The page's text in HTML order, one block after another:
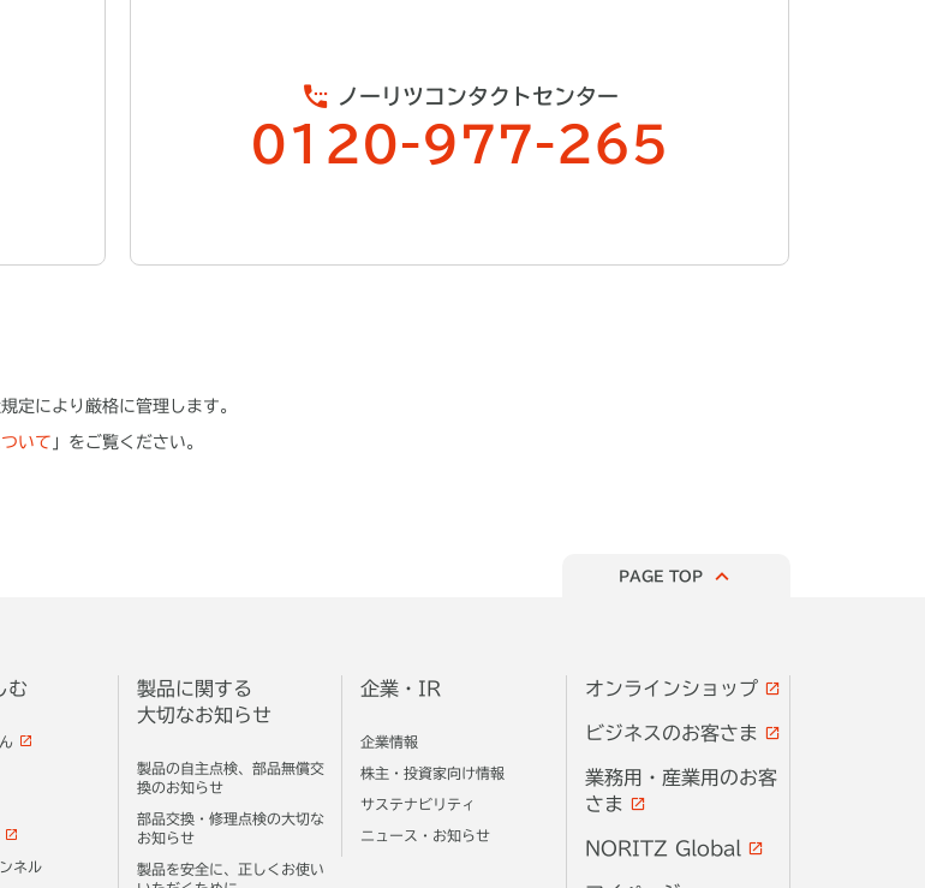
ノーリツコンタクトセンター
0120-977-265
定により厳格に管理します。
いて 」をご覧ください。
PAGE TOP
む
ネル
製品に関する
大切なお知らせ
製品の自主点検、部品無償交
換のお知らせ
部品交換・修理点検の大切な
お知らせ
製品を安全に、正しくお使い
企業・IR
企業情報
株主・投資家向け情報
サステナビリティ
ニュース・お知らせ
オンラインショップ
ビジネスのお客さま
業務用・産業用のお客
さま
NORITZ Global